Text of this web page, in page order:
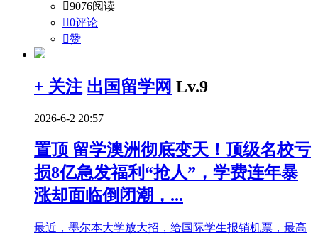
9076阅读
0评论
赞
+ 关注 出国留学网 Lv.9
2026-6-2 20:57
置顶 留学澳洲彻底变天！顶级名校亏
损8亿急发福利“抢人”，学费连年暴
涨却面临倒闭潮，...
最近，墨尔本大学放大招，给国际学生报销机票，最高